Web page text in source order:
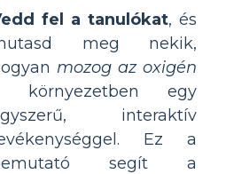
fel a tanulókat, és
meg nekik,
mozog az oxigén
környezetben egy
interaktív
Ez a
segít a